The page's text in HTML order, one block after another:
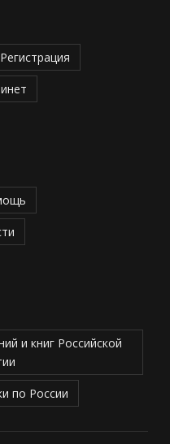
Регистрация
и книг Российской
по России